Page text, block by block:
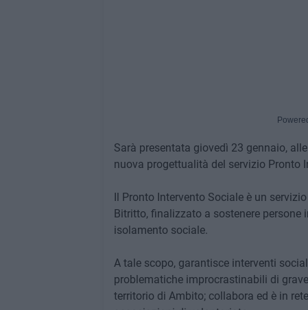
Sarà presentata giovedì 23 gennaio,
nuova progettualità del servizio Pronto
Il Pronto Intervento Sociale è un
Bitritto, finalizzato a sostenere
isolamento sociale.
A tale scopo, garantisce interventi
problematiche improcrastinabili di
territorio di Ambito; collabora ed è in